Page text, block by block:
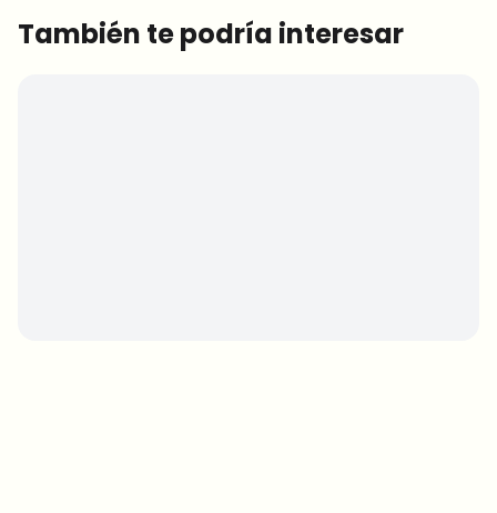
También te podría interesar